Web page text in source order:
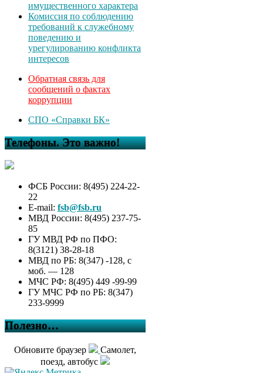
имущественного характера
Комиссия по соблюдению
требований к служебному
поведению и
урегулированию конфликта
интересов
Обратная связь для
сообщений о фактах
коррупции
СПО «Справки БК»
Телефоны. Это важно!
ФСБ России: 8(495) 224-22-
22
E-mail: fsb@fsb.ru
МВД России: 8(495) 237-75-
85
ГУ МВД РФ по ПФО:
8(3121) 38-28-18
МВД по РБ: 8(347) -128, с
моб. — 128
МЧС РФ: 8(495) 449 -99-99
ГУ МЧС РФ по РБ: 8(347)
233-9999
Полезно…
Обновите браузер
Самолет,
поезд, автобус